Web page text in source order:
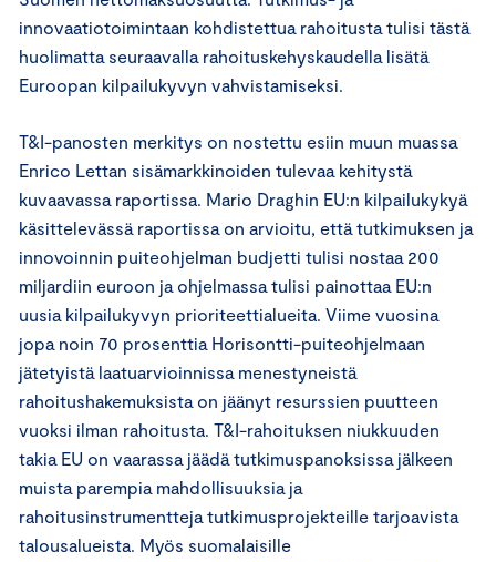
innovaatiotoimintaan kohdistettua rahoitusta tulisi tästä
huolimatta seuraavalla rahoituskehyskaudella lisätä
Euroopan kilpailukyvyn vahvistamiseksi.
T&I-panosten merkitys on nostettu esiin muun muassa
Enrico Lettan sisämarkkinoiden tulevaa kehitystä
kuvaavassa raportissa. Mario Draghin EU:n kilpailukykyä
käsittelevässä raportissa on arvioitu, että tutkimuksen ja
innovoinnin puiteohjelman budjetti tulisi nostaa 200
miljardiin euroon ja ohjelmassa tulisi painottaa EU:n
uusia kilpailukyvyn prioriteettialueita. Viime vuosina
jopa noin 70 prosenttia Horisontti-puiteohjelmaan
jätetyistä laatuarvioinnissa menestyneistä
rahoitushakemuksista on jäänyt resurssien puutteen
vuoksi ilman rahoitusta. T&I-rahoituksen niukkuuden
takia EU on vaarassa jäädä tutkimuspanoksissa jälkeen
muista parempia mahdollisuuksia ja
rahoitusinstrumentteja tutkimusprojekteille tarjoavista
talousalueista. Myös suomalaisille